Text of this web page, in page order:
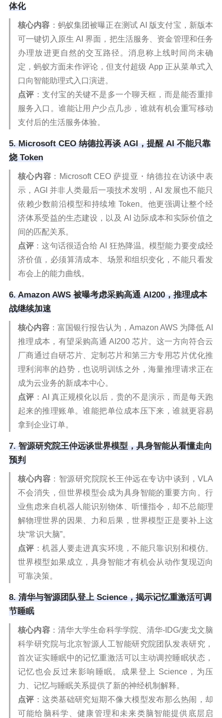
体化
核心内容 ：蚂蚁集团被曝正在测试 AI 版支付宝，新版本
可一键切入原生 AI 界面，把生活服务、资金管理和任务
办理放进更自然的交互路径。消息称上线时间尚未确
定，蚂蚁方面未作评论，但支付超级 App 正从菜单式入
口向智能助理式入口演进。
点评 ：支付宝的关键不是多一个聊天框，而是能否重排
服务入口。谁能让用户少点几步，谁就有机会重写移动
支付后的生活服务体验。
5. Microsoft CEO 纳德拉再谈 AGI，提醒 AI 不能只靠
烧 Token
核心内容 ：Microsoft CEO 萨提亚・纳德拉在访谈中表
示，AGI 并非人类最后一项技术发明，AI 发展也不能只
依赖少数前沿模型和持续堆 Token。他更强调让整个经
济体系受益的生态建设，以及 AI 边际成本和实际价值之
间的匹配关系。
点评 ：这句话很适合给 AI 狂热降温。模型能力要变成经
济价值，必须算清成本、场景和组织变化，不能只看发
布会上的能力曲线。
6. Amazon AWS 被曝考虑采购高通 AI200，推理成本
战继续加速
核心内容 ：富国银行报告认为，Amazon AWS 为降低 AI
推理成本，有望采购高通 AI200 芯片。这一方向符合云
厂商通过自研芯片、定制芯片和第三方专用芯片优化推
理利润率的趋势，也说明训练之外，海量推理请求正在
成为云业务的新成本中心。
点评 ：AI 真正规模化以后，贵的不是演示，而是每天跑
起来的推理账单。谁能把单位成本压下来，谁就更容易
拿到企业订单。
7. 智源研究院王仲远谈世界模型，具身智能从看懂走向
预判
核心内容 ：智源研究院院长王仲远在专访中谈到，VLA
不会消失，但世界模型会成为具身智能的重要方向。行
业焦虑来自机器人能识别物体、听懂指令，却不总能理
解物理世界的因果、力和后果，世界模型正是要补上这
块“常识大脑”。
点评 ：机器人要走进真实环境，不能只靠识别和模仿。
世界模型如果成立，具身智能才有机会从动作复现迈向
可靠决策。
8. 清华与智源团队登上 Science，揭示记忆重激活可调
节睡眠
核心内容：清华大学生命科学学院、清华-IDG/麦戈文脑
科学研究院与北京智源人工智能研究院团队发表研究，
首次证实睡眠中的记忆重激活可以主动调控睡眠状态，
记忆也会反过来影响睡眠。成果登上 Science，为压
力、记忆与睡眠关系提供了新的神经机制解释。
点评 ：这类基础研究短期不像大模型发布那么热闹，却
可能给脑科学、健康管理和未来类脑智能提供底层启